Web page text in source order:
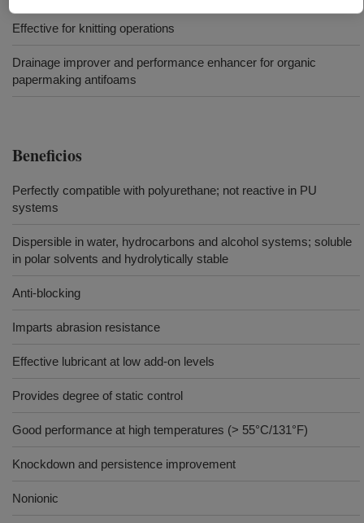
Effective for knitting operations
Drainage improver and performance enhancer for organic
papermaking antifoams
Beneficios
Perfectly compatible with polyurethane; not reactive in PU
systems
Dispersible in water, hydrocarbons and alcohol systems; soluble
in polar solvents and hydrolytically stable
Anti-blocking
Imparts abrasion resistance
Effective lubricant at low add-on levels
Provides degree of static control
Good performance at high temperatures (> 55°C/131°F)
Knockdown and persistence improvement
Nonionic